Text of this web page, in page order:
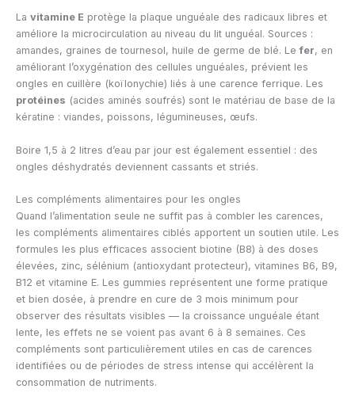
La vitamine E protège la plaque unguéale des radicaux libres et
améliore la microcirculation au niveau du lit unguéal. Sources :
amandes, graines de tournesol, huile de germe de blé. Lefer, en
améliorant l’oxygénation des cellules unguéales, prévient les
ongles en cuillère (koïlonychie) liés à une carence ferrique. Les
protéines (acides aminés soufrés) sont le matériau de base de la
kératine : viandes, poissons, légumineuses, œufs.
Boire 1,5 à 2 litres d’eau par jour est également essentiel : des
ongles déshydratés deviennent cassants et striés.
Les compléments alimentaires pour les ongles
Quand l’alimentation seule ne suffit pas à combler les carences,
les compléments alimentaires ciblés apportent un soutien utile. Les
formules les plus efficaces associent biotine (B8) à des doses
élevées, zinc, sélénium (antioxydant protecteur), vitamines B6, B9,
B12 et vitamine E. Les gummies représentent une forme pratique
et bien dosée, à prendre en cure de 3 mois minimum pour
observer des résultats visibles — la croissance unguéale étant
lente, les effets ne se voient pas avant 6 à 8 semaines. Ces
compléments sont particulièrement utiles en cas de carences
identifiées ou de périodes de stress intense qui accélèrent la
consommation de nutriments.